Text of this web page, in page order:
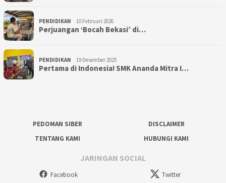
PENDIDIKAN 10 Februari 2026
Perjuangan ‘Bocah Bekasi’ di…
PENDIDIKAN 19 Desember 2025
Pertama di Indonesia! SMK Ananda Mitra I…
PEDOMAN SIBER
DISCLAIMER
TENTANG KAMI
HUBUNGI KAMI
JARINGAN SOCIAL
Facebook Twitter